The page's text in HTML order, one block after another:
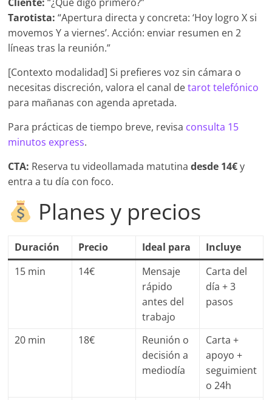
Tarotista: “Apertura directa y concreta: ‘Hoy logro X si
movemos Y a viernes’. Acción: enviar resumen en 2
líneas tras la reunión.”
[Contexto modalidad] Si prefieres voz sin cámara o
necesitas discreción, valora el canal detarot telefónico
para mañanas con agenda apretada.
Para prácticas de tiempo breve, revisa consulta 15
minutos express.
CTA: Reserva tu videollamada matutinadesde 14€y
entra a tu día con foco.
Planes y precios
Duración Precio Ideal para
Incluye
15 min
14€
Mensaje
rápido
antes del
trabajo
Carta del
día + 3
pasos
20 min 18€
Reunión o
decisión a
mediodía
Carta +
apoyo +
seguimient
o 24h